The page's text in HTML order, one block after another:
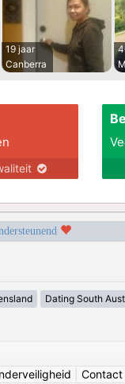
19 jaar
Canberra
Dating South
Contact